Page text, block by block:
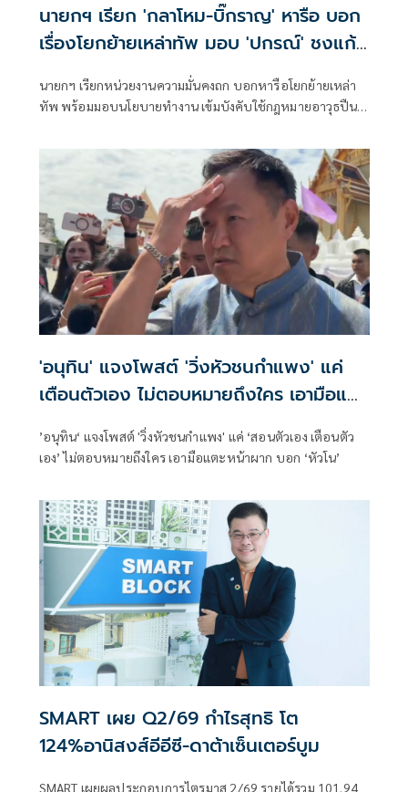
นายกฯ เรียก 'กลาโหม-บิ๊กราญ' หารือ บอก
เรื่องโยกย้ายเหล่าทัพ มอบ 'ปกรณ์' ชงแก้
นายกฯ เรียกหน่วยงานความมั่นคงถก บอกหารือโยกย้ายเหล่า
ทัพ พร้อมมอบนโยบายทำงาน เข้มบังคับใช้กฎหมายอาวุธปืน
ตัวบงการแน่
'อนุทิน' แจงโพสต์ 'วิ่งหัวชนกำแพง' แค่
เตือนตัวเอง ไม่ตอบหมายถึงใคร เอามือแตะ
หน้าผากบอก 'หัวโน'
’อนุทิน‘ แจงโพสต์ 'วิ่งหัวชนกำแพง' แค่ ‘สอนตัวเอง เตือนตัว
เอง’ ไม่ตอบหมายถึงใคร เอามือแตะหน้าผาก บอก ‘หัวโน’
SMART เผย Q2/69 กำไรสุทธิ โต
124%อานิสงส์อีอีซี-ดาต้าเซ็นเตอร์บูม
SMART เผยผลประกอบการไตรมาส 2/69 รายได้รวม 101.94